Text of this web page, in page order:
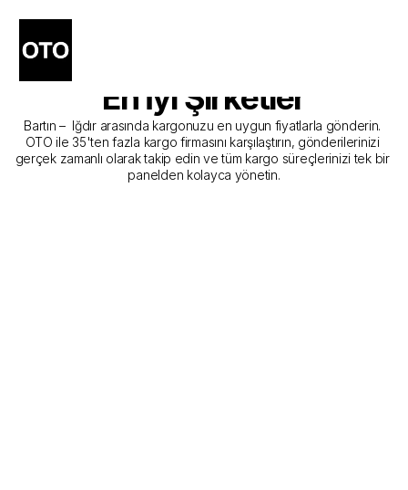
Bartın - Iğdır Kargo
Gönderim Hizmeti Sunan
En İyi Şirketler
Bartın –  Iğdır arasında kargonuzu en uygun fiyatlarla gönderin.
OTO ile 35'ten fazla kargo firmasını karşılaştırın, gönderilerinizi
gerçek zamanlı olarak takip edin ve tüm kargo süreçlerinizi tek bir
panelden kolayca yönetin.